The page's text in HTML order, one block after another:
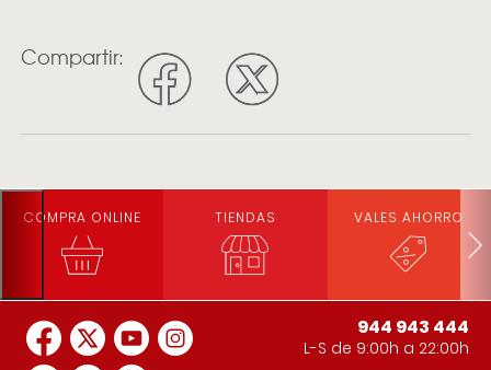
Compartir:
COMPRA ONLINE TIENDAS VALES AHORRO
944 943 444
L-S de 9:00h a 22:00h